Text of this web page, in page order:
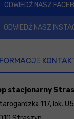
ODWIEDŹ NASZ
ODWIEDŹ NASZ
stacjonarny
117, lok. U5